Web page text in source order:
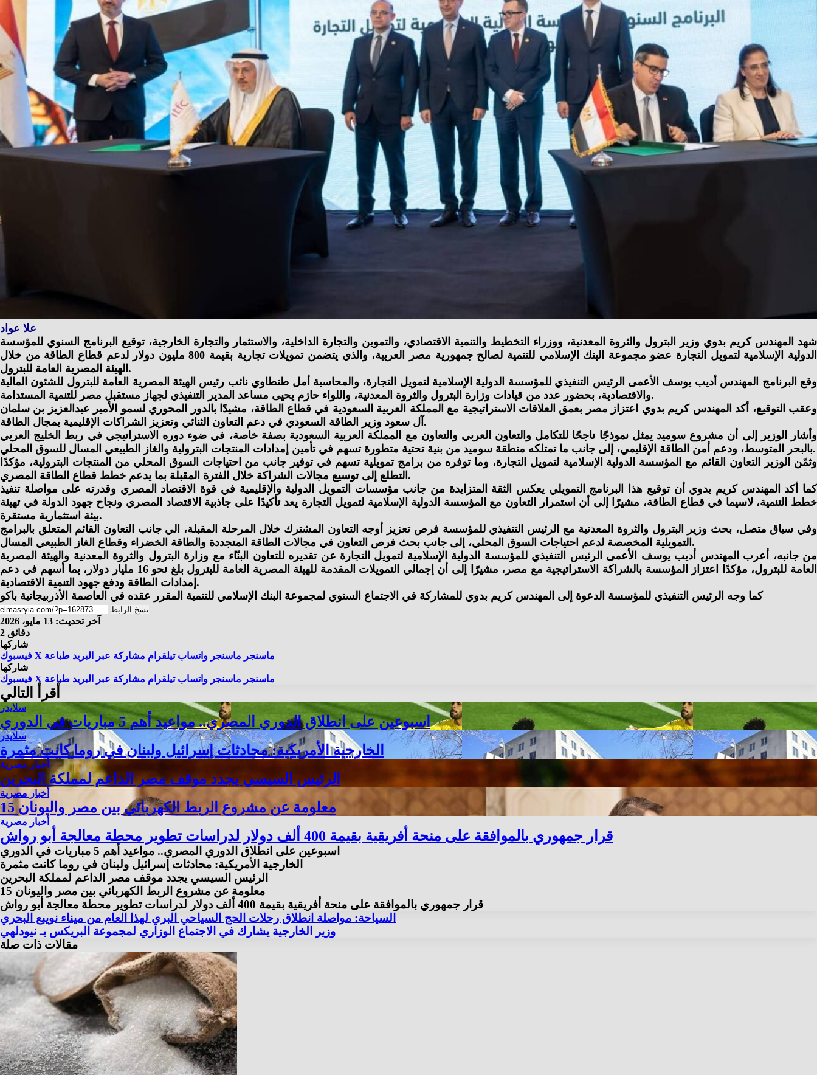
علا عواد
شهد المهندس كريم بدوي وزير البترول والثروة المعدنية، ووزراء التخطيط والتنمية الاقتصادي، والتموين والتجارة الداخلية، والاستثمار والتجارة الخارجية، توقيع البرنامج السنوي للمؤسسة
الدولية الإسلامية لتمويل التجارة عضو مجموعة البنك الإسلامي للتنمية لصالح جمهورية مصر العربية، والذي يتضمن تمويلات تجارية بقيمة 800 مليون دولار لدعم قطاع الطاقة من خلال
الهيئة المصرية العامة للبترول.
وقع البرنامج المهندس أديب يوسف الأعمى الرئيس التنفيذي للمؤسسة الدولية الإسلامية لتمويل التجارة، والمحاسبة أمل طنطاوي نائب رئيس الهيئة المصرية العامة للبترول للشئون المالية
والاقتصادية، بحضور عدد من قيادات وزارة البترول والثروة المعدنية، واللواء حازم يحيى مساعد المدير التنفيذي لجهاز مستقبل مصر للتنمية المستدامة.
وعقب التوقيع، أكد المهندس كريم بدوي اعتزاز مصر بعمق العلاقات الاستراتيجية مع المملكة العربية السعودية في قطاع الطاقة، مشيدًا بالدور المحوري لسمو الأمير عبدالعزيز بن سلمان
آل سعود وزير الطاقة السعودي في دعم التعاون الثنائي وتعزيز الشراكات الإقليمية بمجال الطاقة.
وأشار الوزير إلى أن مشروع سوميد يمثل نموذجًا ناجحًا للتكامل والتعاون العربي والتعاون مع المملكة العربية السعودية بصفة خاصة، في ضوء دوره الاستراتيجي في ربط الخليج العربي
بالبحر المتوسط، ودعم أمن الطاقة الإقليمي، إلى جانب ما تمتلكه منطقة سوميد من بنية تحتية متطورة تسهم في تأمين إمدادات المنتجات البترولية والغاز الطبيعي المسال للسوق المحلي.
وثمّن الوزير التعاون القائم مع المؤسسة الدولية الإسلامية لتمويل التجارة، وما توفره من برامج تمويلية تسهم في توفير جانب من احتياجات السوق المحلي من المنتجات البترولية، مؤكدًا
التطلع إلى توسيع مجالات الشراكة خلال الفترة المقبلة بما يدعم خطط قطاع الطاقة المصري.
كما أكد المهندس كريم بدوي أن توقيع هذا البرنامج التمويلي يعكس الثقة المتزايدة من جانب مؤسسات التمويل الدولية والإقليمية في قوة الاقتصاد المصري وقدرته على مواصلة تنفيذ
خطط التنمية، لاسيما في قطاع الطاقة، مشيرًا إلى أن استمرار التعاون مع المؤسسة الدولية الإسلامية لتمويل التجارة يعد تأكيدًا على جاذبية الاقتصاد المصري ونجاح جهود الدولة في تهيئة
بيئة استثمارية مستقرة.
وفي سياق متصل، بحث وزير البترول والثروة المعدنية مع الرئيس التنفيذي للمؤسسة فرص تعزيز أوجه التعاون المشترك خلال المرحلة المقبلة، الي جانب التعاون القائم المتعلق بالبرامج
التمويلية المخصصة لدعم احتياجات السوق المحلي، إلى جانب بحث فرص التعاون في مجالات الطاقة المتجددة والطاقة الخضراء وقطاع الغاز الطبيعي المسال.
من جانبه، أعرب المهندس أديب يوسف الأعمى الرئيس التنفيذي للمؤسسة الدولية الإسلامية لتمويل التجارة عن تقديره للتعاون البنّاء مع وزارة البترول والثروة المعدنية والهيئة المصرية
العامة للبترول، مؤكدًا اعتزاز المؤسسة بالشراكة الاستراتيجية مع مصر، مشيرًا إلى أن إجمالي التمويلات المقدمة للهيئة المصرية العامة للبترول بلغ نحو 16 مليار دولار، بما أسهم في دعم
إمدادات الطاقة ودفع جهود التنمية الاقتصادية.
كما وجه الرئيس التنفيذي للمؤسسة الدعوة إلى المهندس كريم بدوي للمشاركة في الاجتماع السنوي لمجموعة البنك الإسلامي للتنمية المقرر عقده في العاصمة الأذربيجانية باكو
نسخ الرابط
آخر تحديث: 13 مايو، 2026
2 دقائق
شاركها
فيسبوك X ماسنجر ماسنجر واتساب تيلقرام مشاركة عبر البريد طباعة
شاركها
فيسبوك X ماسنجر ماسنجر واتساب تيلقرام مشاركة عبر البريد طباعة
أقرأ التالي
سلايدر
اسبوعين على انطلاق الدوري المصري.. مواعيد أهم 5 مباريات في الدوري
سلايدر
الخارجية الأمريكية: محادثات إسرائيل ولبنان في روما كانت مثمرة
أخبار مصرية
الرئيس السيسي يجدد موقف مصر الداعم لمملكة البحرين
أخبار مصرية
15 معلومة عن مشروع الربط الكهربائي بين مصر واليونان
أخبار مصرية
قرار جمهوري بالموافقة على منحة أفريقية بقيمة 400 ألف دولار لدراسات تطوير محطة معالجة أبو رواش
اسبوعين على انطلاق الدوري المصري.. مواعيد أهم 5 مباريات في الدوري
الخارجية الأمريكية: محادثات إسرائيل ولبنان في روما كانت مثمرة
الرئيس السيسي يجدد موقف مصر الداعم لمملكة البحرين
15 معلومة عن مشروع الربط الكهربائي بين مصر واليونان
قرار جمهوري بالموافقة على منحة أفريقية بقيمة 400 ألف دولار لدراسات تطوير محطة معالجة أبو رواش
السياحة: مواصلة انطلاق رحلات الحج السياحي البري لهذا العام من ميناء نويبع البحري
وزير الخارجية يشارك في الاجتماع الوزاري لمجموعة البريكس بـ نيودلهي
مقالات ذات صلة